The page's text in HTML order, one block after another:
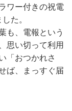
ワー付きの祝電
た。
も、電報という
思い切って利用
「おつかれさ
ば、まっすぐ届